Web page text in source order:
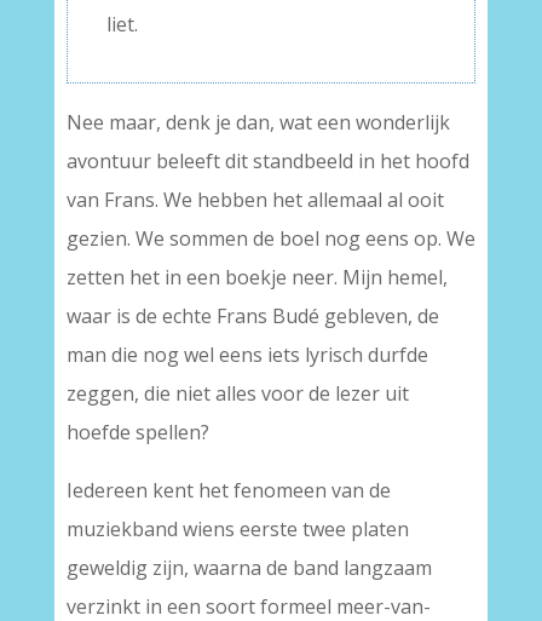
liet.
Nee maar, denk je dan, wat een wonderlijk
avontuur beleeft dit standbeeld in het hoofd
van Frans. We hebben het allemaal al ooit
gezien. We sommen de boel nog eens op. We
zetten het in een boekje neer. Mijn hemel,
waar is de echte Frans Budé gebleven, de
man die nog wel eens iets lyrisch durfde
zeggen, die niet alles voor de lezer uit
hoefde spellen?
Iedereen kent het fenomeen van de
muziekband wiens eerste twee platen
geweldig zijn, waarna de band langzaam
verzinkt in een soort formeel meer-van-